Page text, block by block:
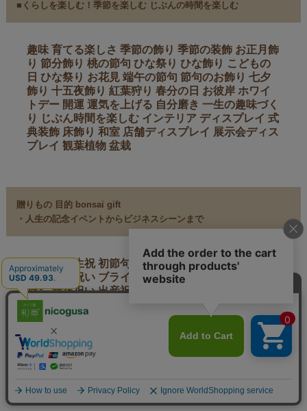
■くらしを楽しむ！季節を楽しむ じぶんの時間を楽しむ
趣味 育てる楽しさ 季節の飾り 季節の装飾 お正月飾
り 節分飾り 桃の節句 ひな祭り ひな飾り こどもの
日 ひな祭り お花見 端午の節句 節句のお飾り 七夕
飾り 十五夜飾り 紅葉狩り 春分の日 お彼岸 ホワイ
トデー 開運 運気を上げる 自分磨き 一生の趣味づく
り じぶん時間を楽しむ インテリア ディスプレイ 式
典装飾 床飾り 和室 店舗ディスプレイ 展示会ディス
プレイ 観葉植物 盆栽
贈りもの 目的 bonsai gift
・人生の記念イベントからビジネスシーンまで
誕生日 誕生祝 初節句 内祝 入学祝い 卒業祝い 就職
祝い 結婚祝い ブライダルギフト 両親への感謝の気
持ち 新築祝い 出産祝い 引っ越し祝い 退職祝い 還
暦 銀婚式 金婚式 引き出物 快気祝い お見舞い 開店
祝い 移転祝い 周年祝い 設立記念 アニバーサリー
ほんの気持ち 記念品 記念日の贈り物 結婚記念 誕生
記念樹 卒業記念樹
商品説明 商品仕様